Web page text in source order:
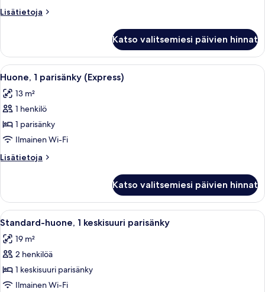
kuvat
Lisätietoja
Lisätietoja
(1
King
Bed)
Katso valitsemiesi päivien hinnat
Avaa
kaikki
huonetyypin
Huone,
1
parisänky
(Express)
kuvat
Hotellihuone, jossa on suuri sänky,
7
Huone, 1 parisänky (Express)
13 m²
1 henkilö
1 parisänky
Ilmainen Wi-Fi
Lisätietoja
Lisätietoja
parisänky
(Express)
Katso valitsemiesi päivien hinnat
Avaa
kaikki
huonetyypin
Standard-
huone,
1
Hotellihuone, jossa on sänky,
4
Standard-huone, 1 keskisuuri parisänky
19 m²
2 henkilöä
1 keskisuuri parisänky
Ilmainen Wi-Fi